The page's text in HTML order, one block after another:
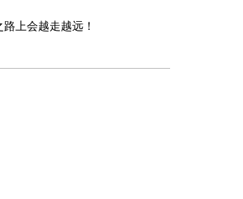
上会越走越远！